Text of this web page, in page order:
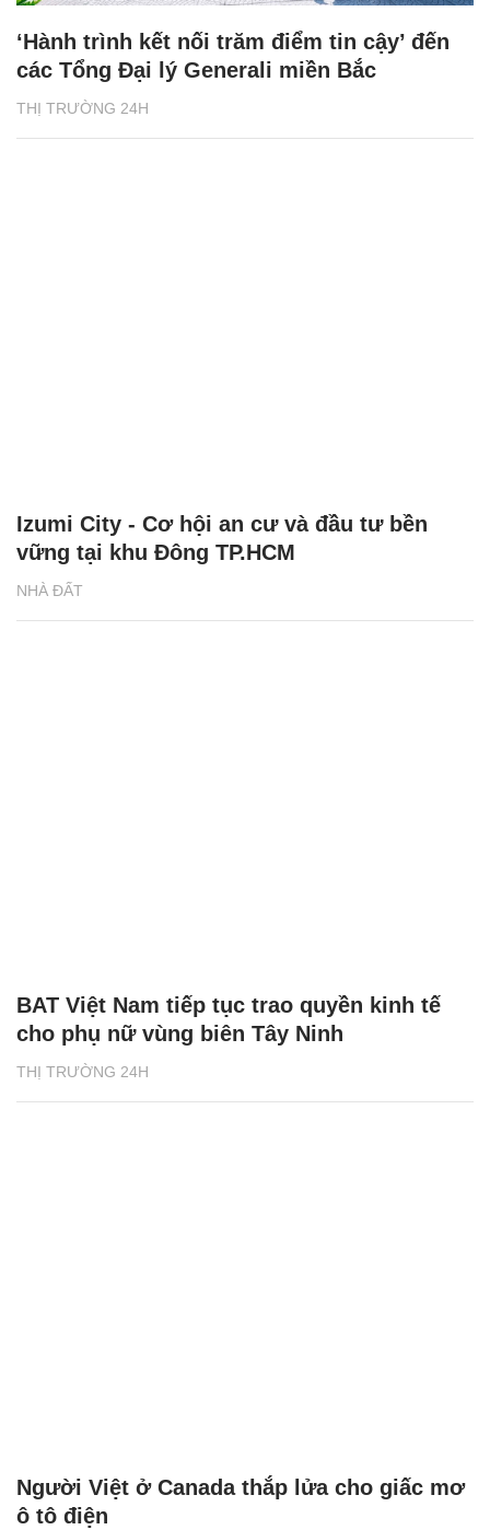
THỊ TRƯỜNG 24H
‘Hành trình kết nối trăm điểm tin cậy’ đến
các Tổng Đại lý Generali miền Bắc
NHÀ ĐẤT
Izumi City - Cơ hội an cư và đầu tư bền
vững tại khu Đông TP.HCM
THỊ TRƯỜNG 24H
BAT Việt Nam tiếp tục trao quyền kinh tế
cho phụ nữ vùng biên Tây Ninh
Người Việt ở Canada thắp lửa cho giấc mơ
ô tô điện